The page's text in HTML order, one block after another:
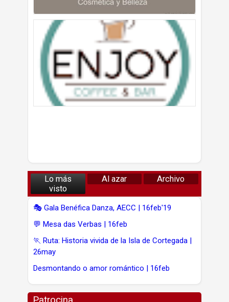
Lo más
visto
Al azar Archivo
🎭 Gala Benéfica Danza, AECC | 16feb'19
💬 Mesa das Verbas | 16feb
🏃 Ruta: Historia vivida de la Isla de Cortegada |
26may
Desmontando o amor romántico | 16feb